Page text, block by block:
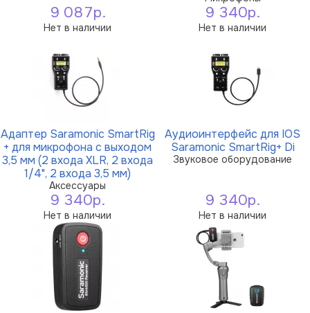
9 087р.
Нет в наличии
9 340р.
Нет в наличии
Адаптер Saramonic SmartRig
+ для микрофона с выходом
3,5 мм (2 входа XLR, 2 входа
1/4", 2 входа 3,5 мм)
Аксессуары
9 340р.
Нет в наличии
Аудиоинтерфейс для IOS
Saramonic SmartRig+ Di
Звуковое оборудование
9 340р.
Нет в наличии